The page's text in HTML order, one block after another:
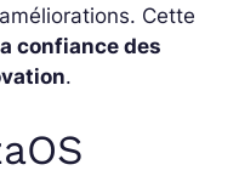
Cette
confiance des
.